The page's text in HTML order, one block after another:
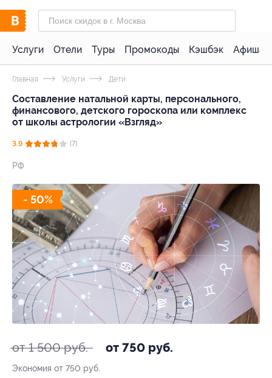
Услуги Отели Туры Промокоды Кэшбэк Афиша
Главная Услуги Дети
Составление натальной карты, персонального,
финансового, детского гороскопа или комплекс
от школы астрологии «Взгляд»
3.9 (7)
РФ
- 50%
от 1 500 руб. от 750 руб.
Экономия от 750 руб.